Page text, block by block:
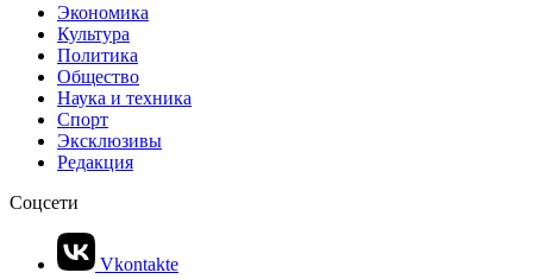
Экономика
Культура
Политика
Общество
Наука и техника
Спорт
Эксклюзивы
Редакция
Соцсети
Vkontakte